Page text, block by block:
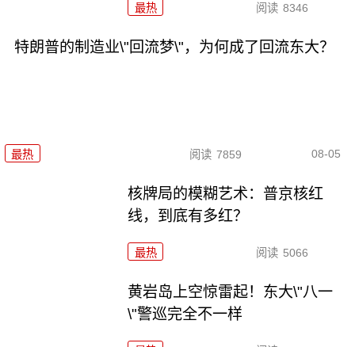
最热 阅读 8346
特朗普的制造业\"回流梦\"，为何成了回流东大？
最热 阅读 7859 08-05
核牌局的模糊艺术：普京核红
线，到底有多红？
最热 阅读 5066
黄岩岛上空惊雷起！东大\"八一
\"警巡完全不一样